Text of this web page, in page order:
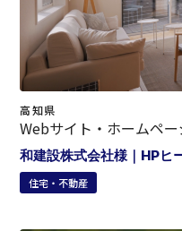
高知県
Webサイト・ホームペ
和建設株式会社様｜HPヒ
住宅・不動産